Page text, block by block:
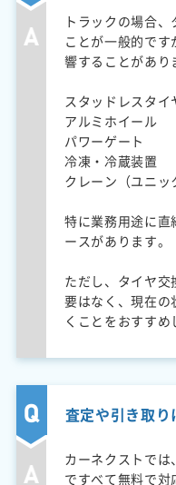
トラックの場合
ことが一般的で
響することがあり
スタッドレスタイ
アルミホイール
パワーゲート
冷凍・冷蔵装置
クレーン（ユニ
特に業務用途に直
ースがあります。
ただし、タイヤ
要はなく、現在の
くことをおすすめ
査定や引き取り
カーネクストで
ですべて無料で対